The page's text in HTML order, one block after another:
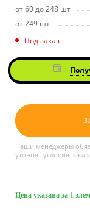
от 60 до 248 шт
от 249 шт
Под заказ
Наши менеджеры
уточнят условия
Цена указана за 1